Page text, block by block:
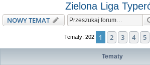
Zielona Liga
NOWY TEMAT
Tematy: 202 1 2 3 4 5
Tematy